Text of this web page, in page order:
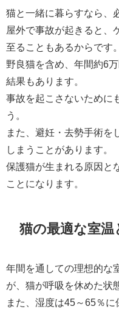
猫と一緒に暮らすなら、
屋外で事故が起きると、
至ることもあるからです。
野良猫を含め、年間約6
結果もあります。
事故を起こさないために
う。
また、避妊・去勢手術を
しまうことがあります。
保護猫が生まれる原因と
ことになります。
猫の最適な室温
年間を通しての理想的な
が、猫が呼吸を休めた状
また、湿度は45～65％